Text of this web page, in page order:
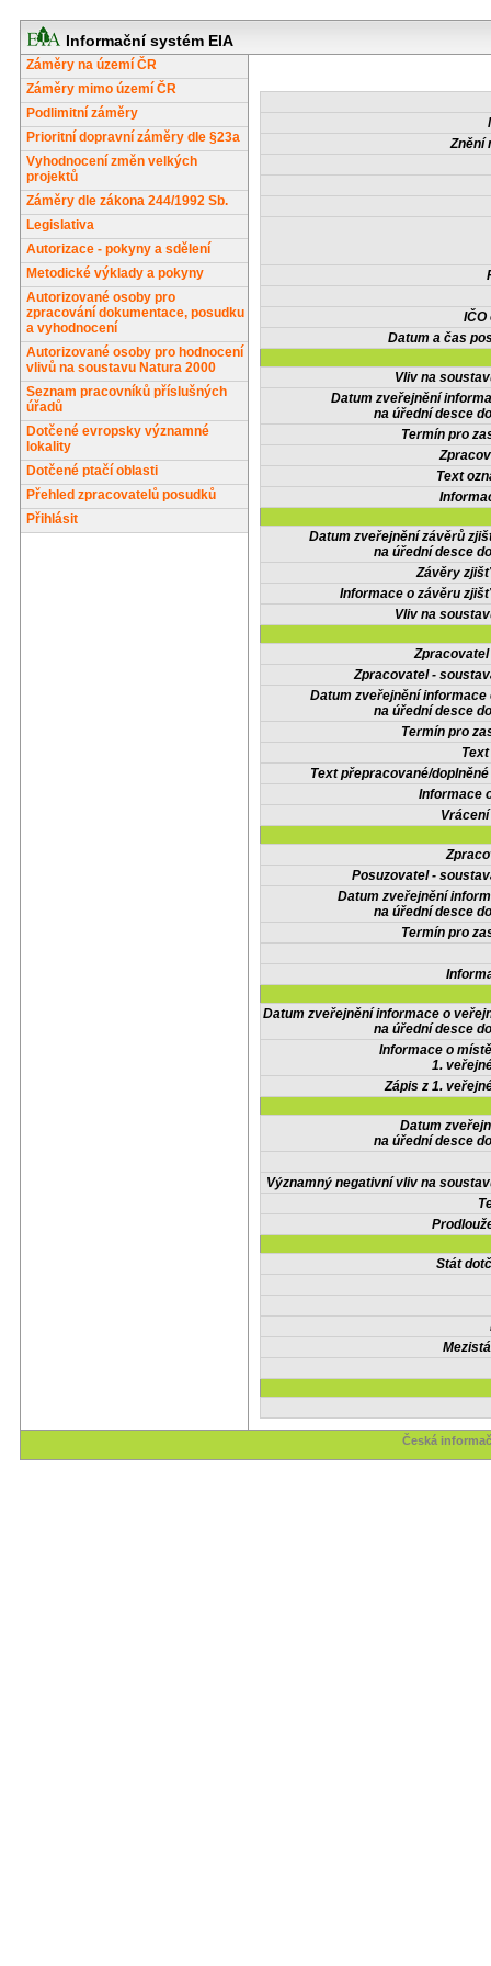
Informační systém EIA
Záměry na území ČR
Záměry mimo území ČR
Podlimitní záměry
Prioritní dopravní záměry dle §23a
Vyhodnocení změn velkých
projektů
Záměry dle zákona 244/1992 Sb.
Legislativa
Autorizace - pokyny a sdělení
Metodické výklady a pokyny
Autorizované osoby pro
zpracování dokumentace, posudku
a vyhodnocení
Autorizované osoby pro hodnocení
vlivů na soustavu Natura 2000
Seznam pracovníků příslušných
úřadů
Dotčené evropsky významné
lokality
Dotčené ptačí oblasti
Přehled zpracovatelů posudků
Přihlásit
Znění
IČO
Datum a čas
Vliv na
Datum zveřejnění
na úřední desce
Termín pro
Text
Datum zveřejnění závěrů
na úřední desce
Závěry
Informace o závěru
Vliv na
Zpracovatel -
Datum zveřejnění informace
na úřední desce
Termín pro
Text přepracované/
Informace
Posuzovatel -
Datum zveřejnění
na úřední desce
Termín pro
Datum zveřejnění informace o
na úřední desce
Informace o
1.
Zápis z 1.
Datum
na úřední desce
Významný negativní vliv na
Stát
Česká